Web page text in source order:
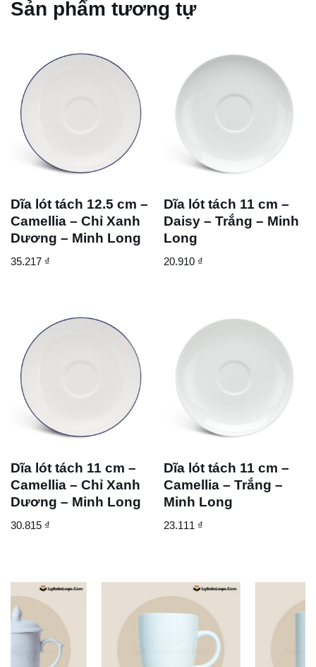
Sản phẩm tương tự
Dĩa lót tách 12.5 cm –
Camellia – Chỉ Xanh
Dương – Minh Long
35.217 ₫
Dĩa lót tách 11 cm –
Daisy – Trắng – Minh
Long
20.910 ₫
Dĩa lót tách 11 cm –
Camellia – Chỉ Xanh
Dương – Minh Long
30.815 ₫
Dĩa lót tách 11 cm –
Camellia – Trắng –
Minh Long
23.111 ₫